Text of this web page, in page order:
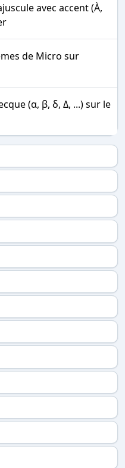
avec accent (À,
de Micro sur
(α, β, δ, Δ, ...) sur le